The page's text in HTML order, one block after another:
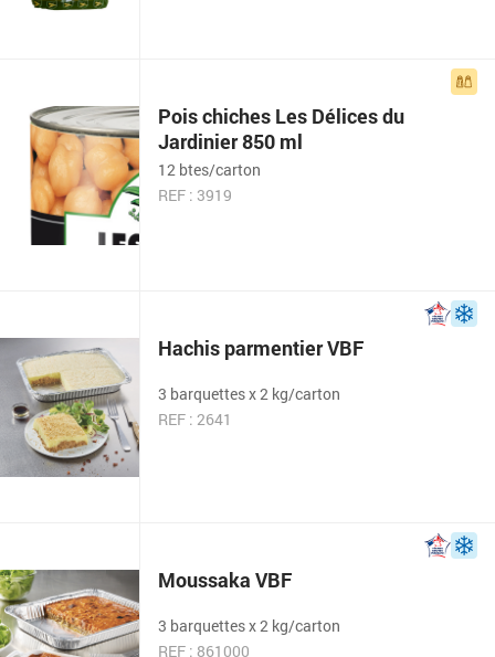
Pois chiches Les Délices du
Jardinier 850 ml
12 btes/carton
REF : 3919
Hachis parmentier VBF
3 barquettes x 2 kg/carton
REF : 2641
Moussaka VBF
3 barquettes x 2 kg/carton
REF : 861000